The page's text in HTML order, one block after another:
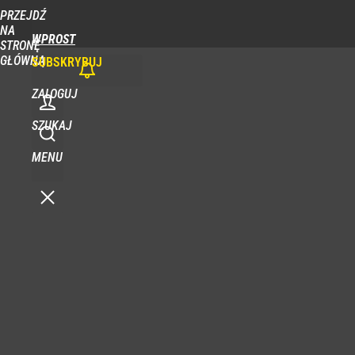
PRZEJDŹ
NA
STRONĘ
GŁÓWNĄ
WPROST
SUBSKRYBUJ
ZALOGUJ
SZUKAJ
MENU